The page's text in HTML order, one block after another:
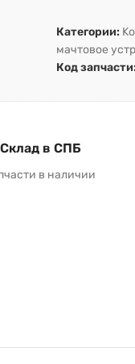
Категории:
мачтовое
Код запчасти:
Склад в СПБ
в наличии